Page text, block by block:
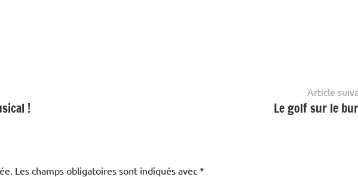
!
Article
Le golf sur le
Les champs obligatoires sont indiqués avec *